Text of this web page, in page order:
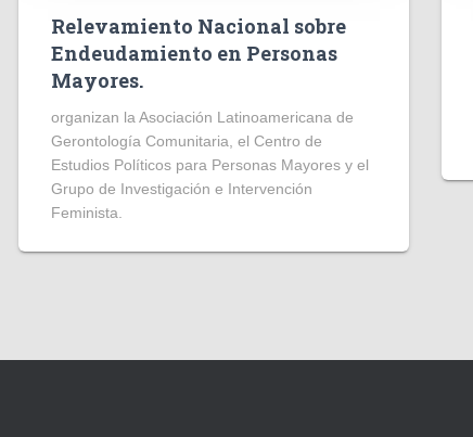
Relevamiento Nacional sobre
Endeudamiento en Personas
Mayores.
organizan la Asociación Latinoamericana de
Gerontología Comunitaria, el Centro de
Estudios Políticos para Personas Mayores y el
Grupo de Investigación e Intervención
Feminista.